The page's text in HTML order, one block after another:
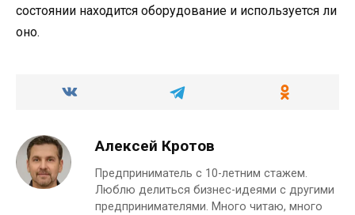
состоянии находится оборудование и используется ли
оно.
Алексей Кротов
Предприниматель с 10-летним стажем.
Люблю делиться бизнес-идеями с другими
предпринимателями. Много читаю, много